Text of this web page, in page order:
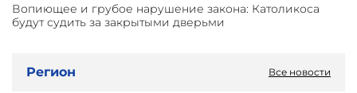
Вопиющее и грубое нарушение закона: Католикоса
будут судить за закрытыми дверьми
Регион Все новости